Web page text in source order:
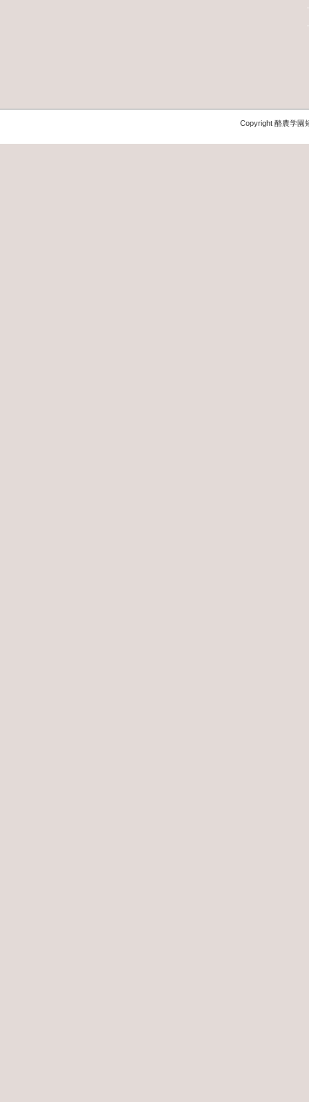
Copyright 酪農学園